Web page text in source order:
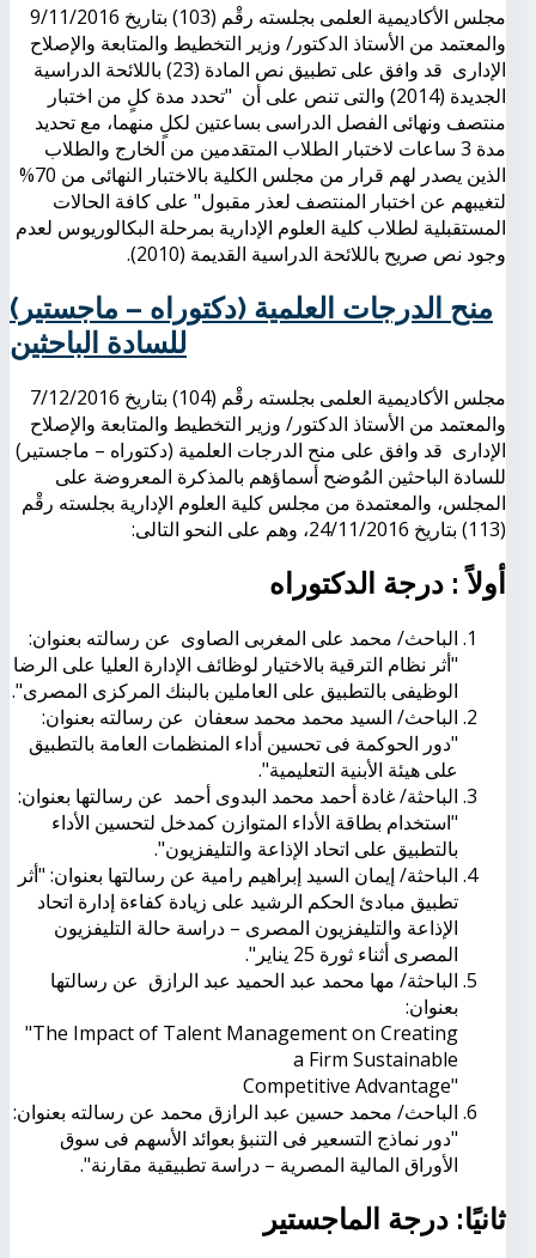
مجلس الأكاديمية العلمى بجلسته رقْم (103) بتاريخ 9/11/2016
والمعتمد من الأستاذ الدكتور/ وزير التخطيط والمتابعة والإصلاح
الإدارى قد وافق على تطبيق نص المادة (23) باللائحة الدراسية
الجديدة (2014) والتى تنص على أن "تحدد مدة كلٍ من اختبار
منتصف ونهائى الفصل الدراسى بساعتين لكلٍ منهما، مع تحديد
مدة 3 ساعات لاختبار الطلاب المتقدمين من الخارج والطلاب
الذين يصدر لهم قرار من مجلس الكلية بالاختبار النهائى من 70%
لتغيبهم عن اختبار المنتصف لعذر مقبول" على كافة الحالات
المستقبلية لطلاب كلية العلوم الإدارية بمرحلة البكالوريوس لعدم
وجود نص صريح باللائحة الدراسية القديمة (2010).
منح الدرجات العلمية (دكتوراه – ماجستير)
للسادة الباحثين
مجلس الأكاديمية العلمى بجلسته رقْم (104) بتاريخ 7/12/2016
والمعتمد من الأستاذ الدكتور/ وزير التخطيط والمتابعة والإصلاح
الإدارى قد وافق على منح الدرجات العلمية (دكتوراه – ماجستير)
للسادة الباحثين المُوضح أسماؤهم بالمذكرة المعروضة على
المجلس، والمعتمدة من مجلس كلية العلوم الإدارية بجلسته رقْم
(113) بتاريخ 24/11/2016، وهم على النحو التالى:
أولاً : درجة الدكتوراه
الباحث/ محمد على المغربى الصاوى عن رسالته بعنوان:
"أثر نظام الترقية بالاختيار لوظائف الإدارة العليا على الرضا
الوظيفى بالتطبيق على العاملين بالبنك المركزى المصرى".
الباحث/ السيد محمد محمد سعفان عن رسالته بعنوان:
"دور الحوكمة فى تحسين أداء المنظمات العامة بالتطبيق
على هيئة الأبنية التعليمية".
الباحثة/ غادة أحمد محمد البدوى أحمد عن رسالتها بعنوان:
"استخدام بطاقة الأداء المتوازن كمدخل لتحسين الأداء
بالتطبيق على اتحاد الإذاعة والتليفزيون".
الباحثة/ إيمان السيد إبراهيم رامية عن رسالتها بعنوان: "أثر
تطبيق مبادئ الحكم الرشيد على زيادة كفاءة إدارة اتحاد
الإذاعة والتليفزيون المصرى – دراسة حالة التليفزيون
المصرى أثناء ثورة 25 يناير".
الباحثة/ مها محمد عبد الحميد عبد الرازق عن رسالتها
بعنوان:
"The Impact of Talent Management on Creating
a Firm Sustainable
Competitive Advantage"
الباحث/ محمد حسين عبد الرازق محمد عن رسالته بعنوان:
"دور نماذج التسعير فى التنبؤ بعوائد الأسهم فى سوق
الأوراق المالية المصرية – دراسة تطبيقية مقارنة".
ثانيًا: درجة الماجستير